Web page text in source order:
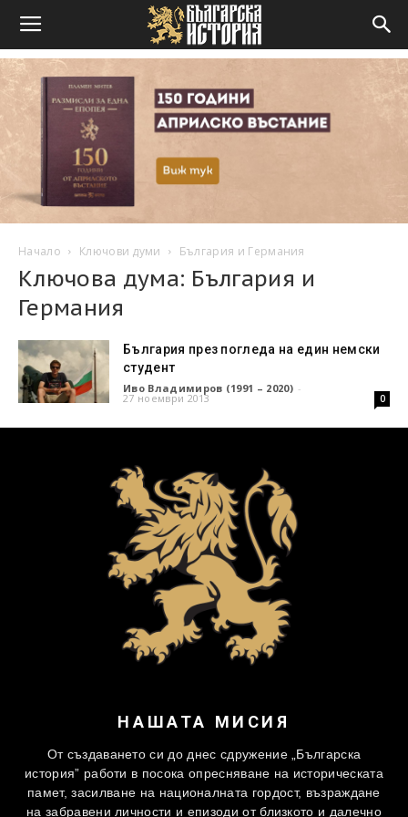
Начало Ключови думи България и Германия
Ключова дума: България и
Германия
България през погледа на един немски
студент
Иво Владимиров (1991 – 2020) -
27 ноември 2013 0
НАШАТА МИСИЯ
От създаването си до днес сдружение „Българска
история” работи в посока опресняване на историческата
памет, засилване на националната гордост, възраждане
на забравени личности и епизоди от близкото и далечно